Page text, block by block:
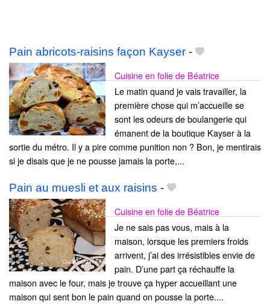
Pain abricots-raisins façon Kayser -
Cuisine en folie de Béatrice
Le matin quand je vais travailler, la
première chose qui m’accueille se
sont les odeurs de boulangerie qui
émanent de la boutique Kayser à la
sortie du métro. Il y a pire comme punition non ? Bon, je mentirais
si je disais que je ne pousse jamais la porte,...
Pain au muesli et aux raisins -
Cuisine en folie de Béatrice
Je ne sais pas vous, mais à la
maison, lorsque les premiers froids
arrivent, j’ai des irrésistibles envie de
pain. D’une part ça réchauffe la
maison avec le four, mais je trouve ça hyper accueillant une
maison qui sent bon le pain quand on pousse la porte....